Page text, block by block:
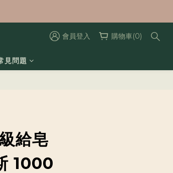
會員登入 購物車(0)
見問題
給皂
1000